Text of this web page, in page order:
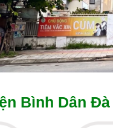
Bình Dân Đà